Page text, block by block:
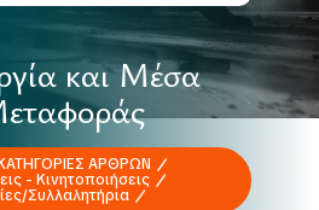
και Μέσα
ΑΡΘΡΩΝ
- Κινητοποιήσεις
Συλλαλητήρια